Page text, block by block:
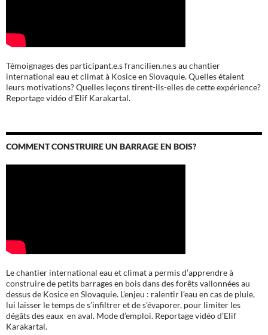
Témoignages des participant.e.s francilien.ne.s au chantier
international eau et climat à Kosice en Slovaquie. Quelles étaient
leurs motivations? Quelles leçons tirent-ils-elles de cette expérience?
Reportage vidéo d’Elif Karakartal.
COMMENT CONSTRUIRE UN BARRAGE EN BOIS?
Le chantier international eau et climat a permis d’apprendre à
construire de petits barrages en bois dans des forêts vallonnées au
dessus de Kosice en Slovaquie. L’enjeu : ralentir l’eau en cas de pluie,
lui laisser le temps de s’infiltrer et de s’évaporer, pour limiter les
dégâts des eaux en aval. Mode d’emploi. Reportage vidéo d’Elif
Karakartal.